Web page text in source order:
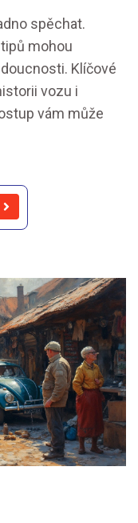
spěchat.
mohou
Klíčové
vozu i
vám může